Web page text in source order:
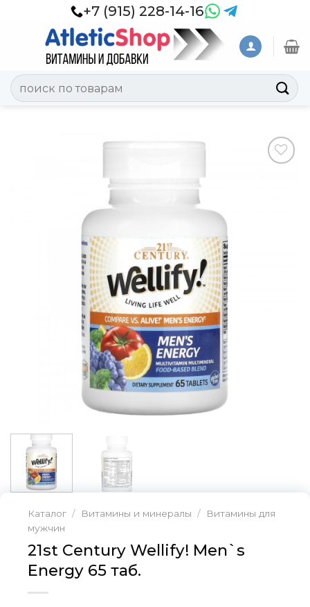
+7 (915) 228-14-16
Искать:
Каталог / Витамины и минералы /
Витамины для
мужчин
21st Century Wellify! Men`s
Energy 65 таб.